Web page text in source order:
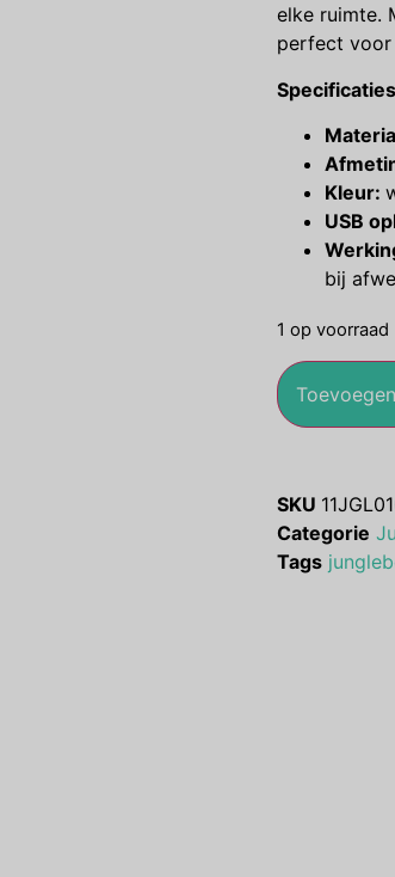
elke ruimte.
perfect voor
Specificaties
Kleur:
USB
bij
1 op voorraad
SKU
Categorie
Tags